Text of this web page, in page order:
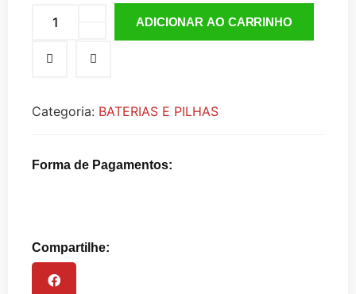
ADICIONAR AO CARRINHO
Categoria: BATERIAS E PILHAS
Forma de Pagamentos:
Compartilhe: